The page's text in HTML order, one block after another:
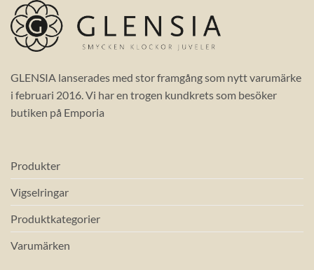
GLENSIA lanserades med stor framgång som nytt varumärke
i februari 2016. Vi har en trogen kundkrets som besöker
butiken på Emporia
Produkter
Vigselringar
Produktkategorier
Varumärken